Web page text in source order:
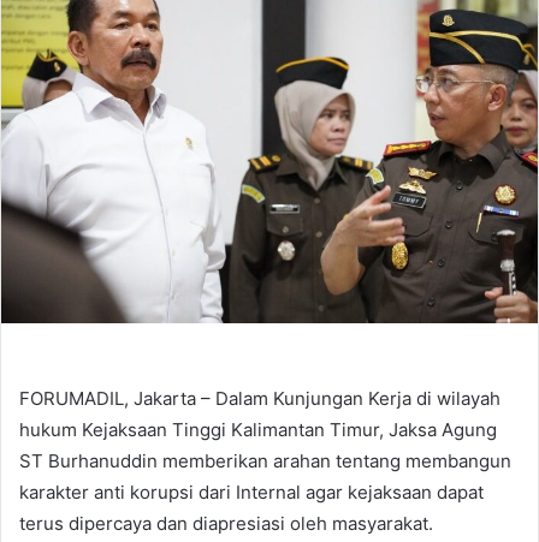
FORUMADIL, Jakarta – Dalam Kunjungan Kerja di wilayah
hukum Kejaksaan Tinggi Kalimantan Timur, Jaksa Agung
ST Burhanuddin memberikan arahan tentang membangun
karakter anti korupsi dari Internal agar kejaksaan dapat
terus dipercaya dan diapresiasi oleh masyarakat.